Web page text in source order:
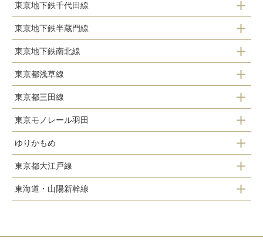
品川駅
赤坂見附駅
外苑前駅
表参道駅
虎ノ門ヒルズ駅
神谷町駅
六本木駅
東京地下鉄千代田線
赤坂駅
乃木坂駅
表参道駅
東京地下鉄半蔵門線
表参道駅
青山一丁目駅
東京地下鉄南北線
白金台駅
白金高輪駅
麻布十番駅
東京都浅草線
新橋駅
大門駅
三田駅
高輪台駅
東京都三田線
御成門駅
芝公園駅
三田駅
東京モノレール羽田
モノレール浜松町駅
ゆりかもめ
新橋駅
汐留駅
東京都大江戸線
汐留駅
東海道・山陽新幹線